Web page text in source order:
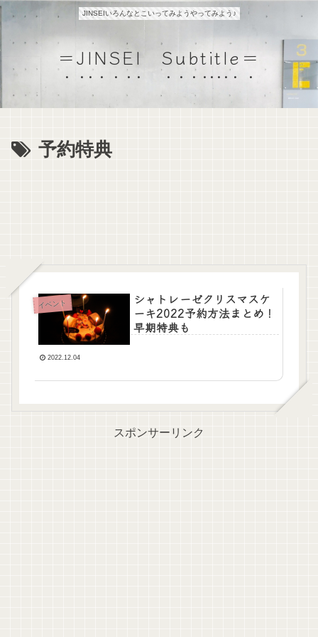
JINSEIいろんなとこいってみようやってみよう♪
＝JINSEI Subtitle＝
予約特典
イベント
シャトレーゼクリスマスケ
ーキ2022予約方法まとめ！
早期特典も
2022.12.04
スポンサーリンク